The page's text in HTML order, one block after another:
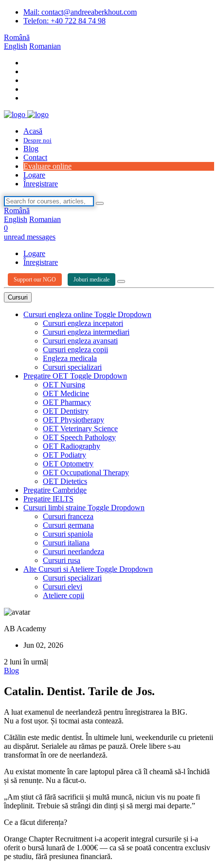
Mail: contact@andreeaberkhout.com
Telefon: +40 722 84 74 98
Română
English Romanian
Acasă
Despre noi
Blog
Contact
Evaluare online
Logare
Înregistrare
Română
English Romanian
0
unread messages
Logare
Înregistrare
Support our NGO Joburi medicale
Cursuri
Cursuri engleza online Toggle Dropdown
Cursuri engleza incepatori
Cursuri engleza intermediari
Cursuri engleza avansati
Cursuri engleza copii
Engleza medicala
Cursuri specializari
Pregatire OET Toggle Dropdown
OET Nursing
OET Medicine
OET Pharmacy
OET Dentistry
OET Physiotherapy
OET Veterinary Science
OET Speech Pathology
OET Radiography
OET Podiatry
OET Optometry
OET Occupational Therapy
OET Dietetics
Pregatire Cambridge
Pregatire IELTS
Cursuri limbi straine Toggle Dropdown
Cursuri franceza
Cursuri germana
Cursuri spaniola
Cursuri italiana
Cursuri neerlandeza
Cursuri rusa
Alte Cursuri si Ateliere Toggle Dropdown
Cursuri specializari
Cursuri elevi
Ateliere copii
AB Academy
Jun 02, 2026
2 luni în urmă|
Blog
Catalin. Dentist. Tarile de Jos.
A luat examenul de neerlandeză pentru înregistrarea la BIG.
Nu a fost ușor. Și tocmai asta contează.
Cătălin este medic dentist. În ultimele luni, weekendurile cu prietenii
au dispărut. Serialele au rămas pe pauză. Orele libere s-au
transformat în ore de neerlandeză.
Au existat momente în care laptopul părea că îl cheamă să-l închidă
și să renunțe. Nu a făcut-o.
„Am știut că fără sacrificii și multă muncă, niciun vis nu poate fi
îndeplinit. Trebuie să strângi din dinți și să mergi mai departe.”
Ce a făcut diferența?
Orange Chapter Recruitment i-a acoperit integral cursurile și i-a
oferit o bursă lunară de 1.000€ — ca să se poată concentra exclusiv
pe studiu, fără presiunea financiară.